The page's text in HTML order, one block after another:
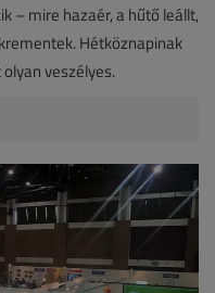
– mire hazaér, a hűtő leállt,
Hétköznapinak
veszélyes.